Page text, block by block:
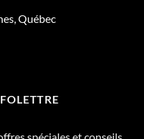
Québec